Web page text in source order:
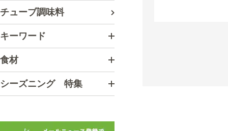
チューブ調味料
キーワード
食材
シーズニング 特集